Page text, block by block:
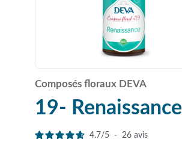
Composés floraux DEVA
19- Renaissance
4.7/5 - 26avis